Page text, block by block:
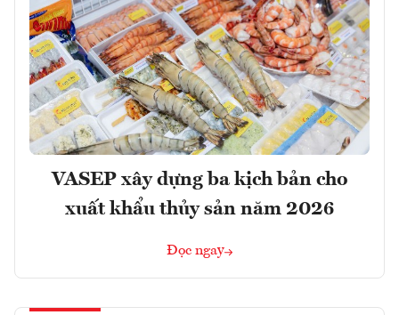
VASEP xây dựng ba kịch bản cho
xuất khẩu thủy sản năm 2026
Đọc ngay